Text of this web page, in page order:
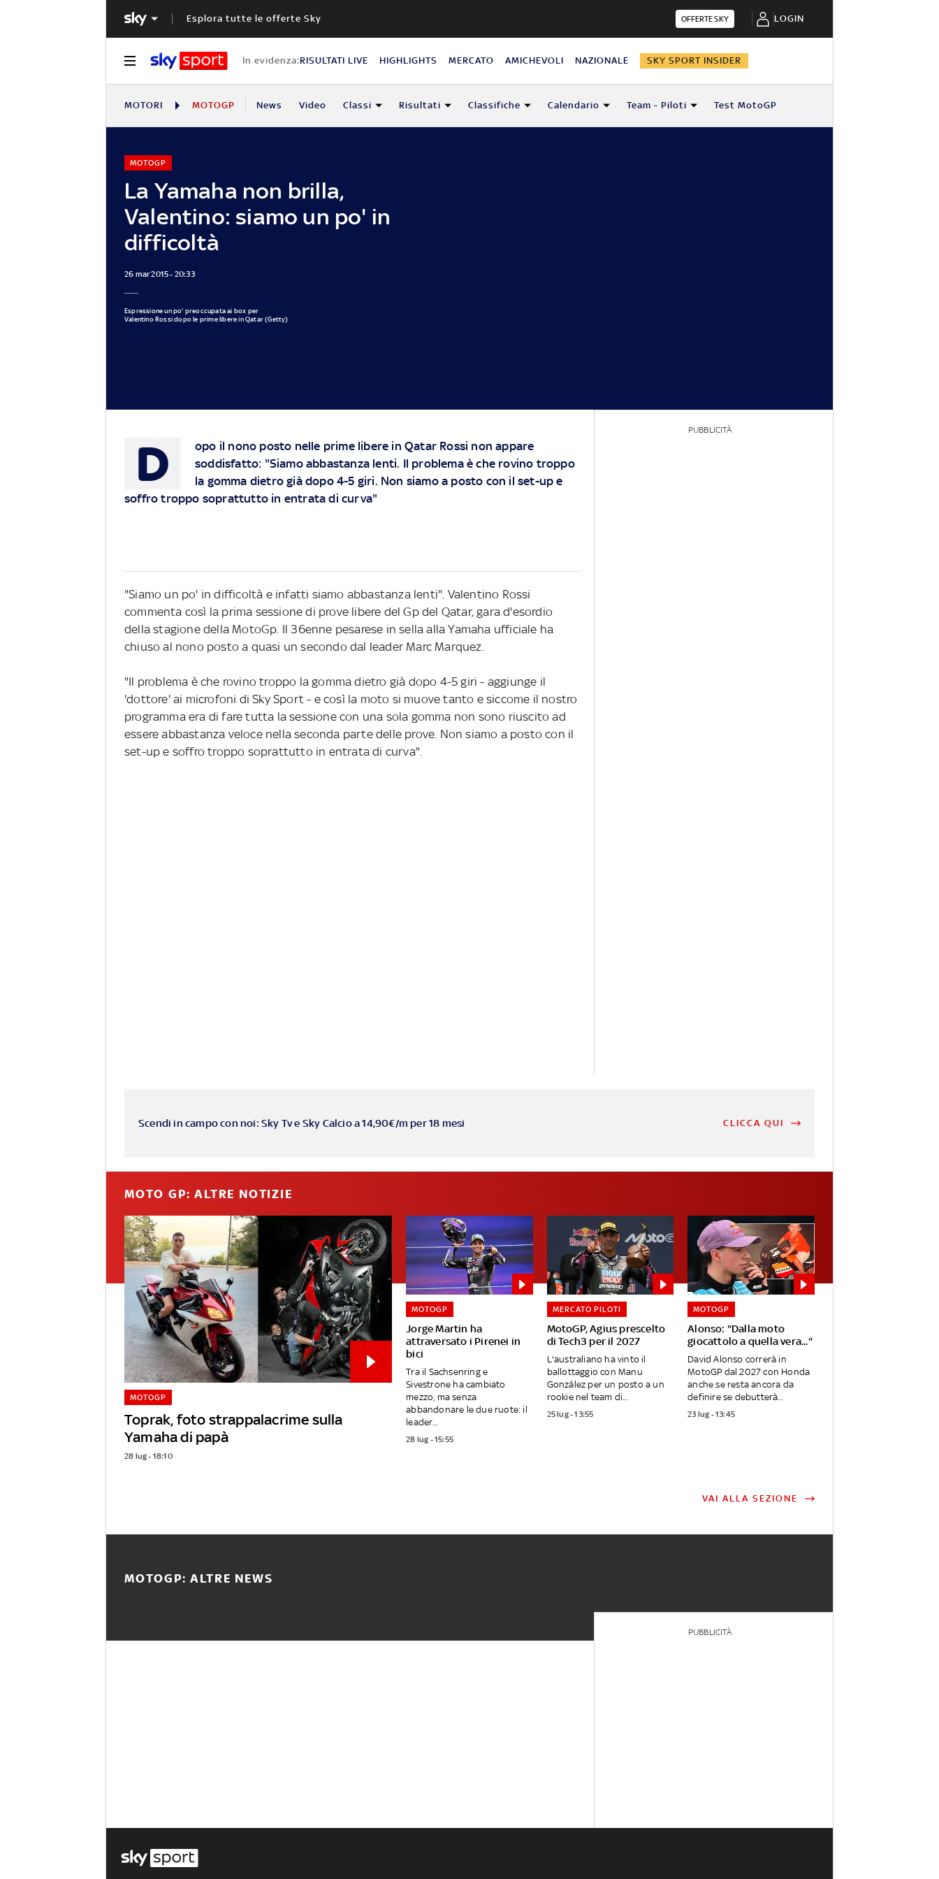
Esplora tutte le offerte Sky OFFERTE SKY LOGIN
In evidenza:RISULTATI LIVE HIGHLIGHTS MERCATO AMICHEVOLI NAZIONALE SKY SPORT INSIDER
MOTORI MOTOGP News Video Classi Risultati Classifiche Calendario Team - Piloti Test MotoGP
La Yamaha non brilla,
Valentino: siamo un po' in
difficoltà
MOTOGP
26 mar 2015 - 20:33
Espressione un po' preoccupata ai box per
Valentino Rossi dopo le prime libere in Qatar (Getty)
D
opo il nono posto nelle prime libere in Qatar Rossi non appare
soddisfatto: "Siamo abbastanza lenti. Il problema è che rovino troppo
la gomma dietro già dopo 4-5 giri. Non siamo a posto con il set-up e
soffro troppo soprattutto in entrata di curva"
"Siamo un po' in difficoltà e infatti siamo abbastanza lenti". Valentino Rossi
commenta così la prima sessione di prove libere del Gp del Qatar, gara d'esordio
della stagione della MotoGp. Il 36enne pesarese in sella alla Yamaha ufficiale ha
chiuso al nono posto a quasi un secondo dal leader Marc Marquez.
"Il problema è che rovino troppo la gomma dietro già dopo 4-5 giri - aggiunge il
'dottore' ai microfoni di Sky Sport - e così la moto si muove tanto e siccome il nostro
programma era di fare tutta la sessione con una sola gomma non sono riuscito ad
essere abbastanza veloce nella seconda parte delle prove. Non siamo a posto con il
set-up e soffro troppo soprattutto in entrata di curva".
PUBBLICITÀ
Scendi in campo con noi: Sky Tv e Sky Calcio a 14,90€/m per 18 mesi CLICCA QUI
MOTO GP: ALTRE NOTIZIE
Toprak, foto strappalacrime sulla
Yamaha di papà
MOTOGP
28 lug - 18:10
Jorge Martin ha
attraversato i Pirenei in
bici
MOTOGP
Tra il Sachsenring e
Sivestrone ha cambiato
mezzo, ma senza
abbandonare le due ruote: il
leader...
28 lug - 15:55
MotoGP, Agius prescelto
di Tech3 per il 2027
MERCATO PILOTI
L'australiano ha vinto il
ballottaggio con Manu
González per un posto a un
rookie nel team di...
25 lug - 13:55
Alonso: "Dalla moto
giocattolo a quella vera..."
MOTOGP
David Alonso correrà in
MotoGP dal 2027 con Honda
anche se resta ancora da
definire se debutterà...
23 lug - 13:45
VAI ALLA SEZIONE
MOTOGP: ALTRE NEWS
PUBBLICITÀ